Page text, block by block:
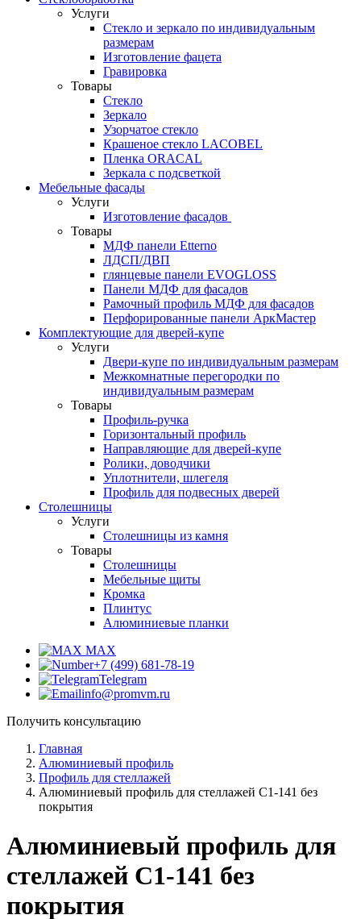
Услуги
Стекло и зеркало по индивидуальным
размерам
Изготовление фацета
Гравировка
Товары
Стекло
Зеркало
Узорчатое стекло
Крашеное стекло LACOBEL
Пленка ORACAL
Зеркала с подсветкой
Мебельные фасады
Услуги
Изготовление фасадов
Товары
МДФ панели Etterno
ЛДСП/ДВП
глянцевые панели EVOGLOSS
Панели МДФ для фасадов
Рамочный профиль МДФ для фасадов
Перфорированные панели АркМастер
Комплектующие для дверей-купе
Услуги
Двери-купе по индивидуальным размерам
Межкомнатные перегородки по
индивидуальным размерам
Товары
Профиль-ручка
Горизонтальный профиль
Направляющие для дверей-купе
Ролики, доводчики
Уплотнители, шлегеля
Профиль для подвесных дверей
Столешницы
Услуги
Столешницы из камня
Товары
Столешницы
Мебельные щиты
Кромка
Плинтус
Алюминиевые планки
MAX
+7 (499) 681-78-19
Telegram
info@promvm.ru
Получить консультацию
Главная
Алюминиевый профиль
Профиль для стеллажей
Алюминиевый профиль для стеллажей С1-141 без
покрытия
Алюминиевый профиль для
стеллажей С1-141 без
покрытия